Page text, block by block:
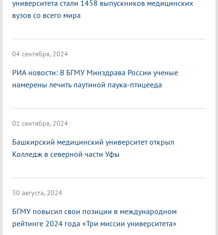
университета стали 1458 выпускников медицинских
вузов со всего мира
04 сентября, 2024
РИА новости: В БГМУ Минздрава России ученые
намерены лечить паутиной паука-птицееда
01 сентября, 2024
Башкирский медицинский университет открыл
Колледж в северной части Уфы
30 августа, 2024
БГМУ повысил свои позиции в международном
рейтинге 2024 года «Три миссии университета»